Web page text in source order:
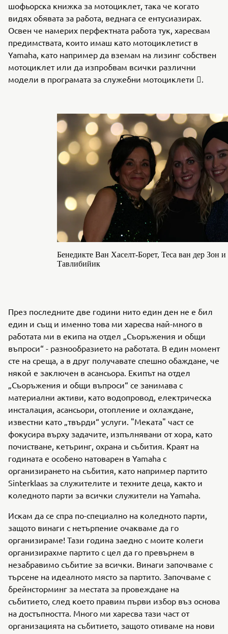
шофьорска книжка за мотоциклет, така че когато
видях обявата за работа, веднага се ентусиазирах.
Освен че намерих перфектната работа тук, харесвам
предимствата, които имаш като мотоциклетист в
Yamaha, като например да вземам на лизинг собствен
мотоциклет или да изпробвам всички различни
модели в програмата за служебни мотоциклети .
Бенедикте Ван Хаселт-Борет, Теса ван дер Зон
Тавлибийик
През последните две години нито един ден не е бил
един и същ и именно това ми харесва най-много в
работата ми в екипа на отдел „Съоръжения и общи
въпроси“ - разнообразието на работата. В един момент
сте на среща, а в друг получавате спешно обаждане, че
някой е заключен в асансьора. Екипът на отдел
„Съоръжения и общи въпроси“ се занимава с
материални активи, като водопровод, електрическа
инсталация, асансьори, отопление и охлаждане,
известни като „твърди“ услуги. "Меката" част се
фокусира върху задачите, изпълнявани от хора, като
почистване, кетъринг, охрана и събития. Краят на
годината е особено натоварен в Yamaha с
организирането на събития, като например партито
Sinterklaas за служителите и техните деца, както и
коледното парти за всички служители на Yamaha.
Искам да се спра по-специално на коледното парти,
защото винаги с нетърпение очакваме да го
организираме! Тази година заедно с моите колеги
организирахме партито с цел да го превърнем в
незабравимо събитие за всички. Винаги започваме с
търсене на идеалното място за партито. Започваме с
брейнсторминг за местата за провеждане на
събитието, след което правим първи избор въз основа
на достъпността. Много ми харесва тази част от
организацията на събитието, защото отиваме на нови